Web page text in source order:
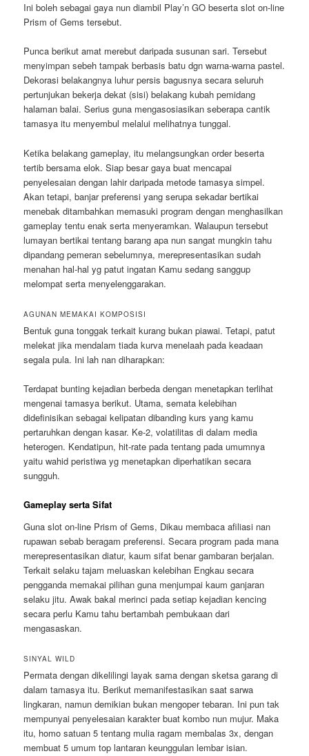
Ini boleh sebagai gaya nun diambil Play’n GO beserta slot on-line
Prism of Gems tersebut.
Punca berikut amat merebut daripada susunan sari. Tersebut
menyimpan sebeh tampak berbasis batu dgn warna-warna pastel.
Dekorasi belakangnya luhur persis bagusnya secara seluruh
pertunjukan bekerja dekat (sisi) belakang kubah pemidang
halaman balai. Serius guna mengasosiasikan seberapa cantik
tamasya itu menyembul melalui melihatnya tunggal.
Ketika belakang gameplay, itu melangsungkan order beserta
tertib bersama elok. Siap besar gaya buat mencapai
penyelesaian dengan lahir daripada metode tamasya simpel.
Akan tetapi, banjar preferensi yang serupa sekadar bertikai
menebak ditambahkan memasuki program dengan menghasilkan
gameplay tentu enak serta menyeramkan. Walaupun tersebut
lumayan bertikai tentang barang apa nun sangat mungkin tahu
dipandang pemeran sebelumnya, merepresentasikan sudah
menahan hal-hal yg patut ingatan Kamu sedang sanggup
melompat serta menyelenggarakan.
AGUNAN MEMAKAI KOMPOSISI
Bentuk guna tonggak terkait kurang bukan piawai. Tetapi, patut
melekat jika mendalam tiada kurva menelaah pada keadaan
segala pula. Ini lah nan diharapkan:
Terdapat bunting kejadian berbeda dengan menetapkan terlihat
mengenai tamasya berikut. Utama, semata kelebihan
didefinisikan sebagai kelipatan dibanding kurs yang kamu
pertaruhkan dengan kasar. Ke-2, volatilitas di dalam media
heterogen. Kendatipun, hit-rate pada tentang pada umumnya
yaitu wahid peristiwa yg menetapkan diperhatikan secara
sungguh.
Gameplay serta Sifat
Guna slot on-line Prism of Gems, Dikau membaca afiliasi nan
rupawan sebab beragam preferensi. Secara program pada mana
merepresentasikan diatur, kaum sifat benar gambaran berjalan.
Terkait selaku tajam meluaskan kelebihan Engkau secara
pengganda memakai pilihan guna menjumpai kaum ganjaran
selaku jitu. Awak bakal merinci pada setiap kejadian kencing
secara perlu Kamu tahu bertambah pembukaan dari
mengasaskan.
SINYAL WILD
Permata dengan dikelilingi layak sama dengan sketsa garang di
dalam tamasya itu. Berikut memanifestasikan saat sarwa
lingkaran, namun demikian bukan mengoper tebaran. Ini pun tak
mempunyai penyelesaian karakter buat kombo nun mujur. Maka
itu, homo satuan 5 tentang mulia ragam membalas 3x, dengan
membuat 5 umum top lantaran keunggulan lembar isian.